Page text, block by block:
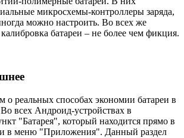
микросхемы-контроллеры заряда,
можно настроить. Во всех же
батареи – не более чем фикция.
о реальных способах экономии батареи в
всех Андроид-устройствах в
"Батарея", который находится прямо в
в меню "Приложения". Данный раздел